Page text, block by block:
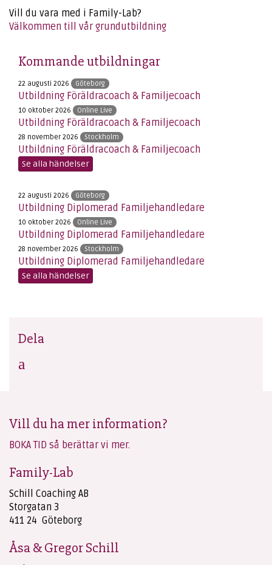
Vill du vara med i Family-Lab?
Välkommen till vår grundutbildning
Kommande utbildningar
22 augusti 2026 Göteborg
Utbildning Föräldracoach & Familjecoach
10 oktober 2026 Online Live
Utbildning Föräldracoach & Familjecoach
28 november 2026 Stockholm
Utbildning Föräldracoach & Familjecoach
Se alla händelser
22 augusti 2026 Göteborg
Utbildning Diplomerad Familjehandledare
10 oktober 2026 Online Live
Utbildning Diplomerad Familjehandledare
28 november 2026 Stockholm
Utbildning Diplomerad Familjehandledare
Se alla händelser
Dela
Vill du ha mer information?
BOKA TID så berättar vi mer.
Family-Lab
Schill Coaching AB
Storgatan 3
411 24 Göteborg
Åsa & Gregor Schill